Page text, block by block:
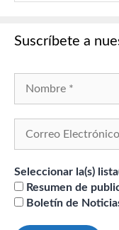
Suscríbete a
Seleccionar la(s)
Resumen de
Boletín de